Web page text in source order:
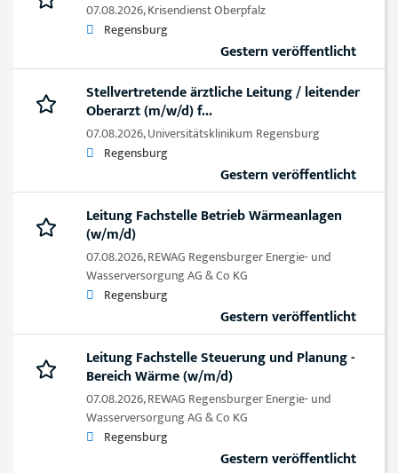
07.08.2026,Krisendienst Oberpfalz
Regensburg
Gestern veröffentlicht
Stellvertretende ärztliche Leitung / leitender
Oberarzt (m/w/d) f...
07.08.2026,Universitätsklinikum Regensburg
Regensburg
Gestern veröffentlicht
Leitung Fachstelle Betrieb Wärmeanlagen
(w/m/d)
07.08.2026,REWAG Regensburger Energie- und
Wasserversorgung AG & Co KG
Regensburg
Gestern veröffentlicht
Leitung Fachstelle Steuerung und Planung -
Bereich Wärme (w/m/d)
07.08.2026,REWAG Regensburger Energie- und
Wasserversorgung AG & Co KG
Regensburg
Gestern veröffentlicht